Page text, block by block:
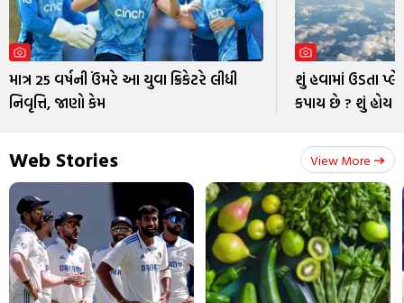
માત્ર 25 વર્ષની ઉંમરે આ યુવા ક્રિકેટરે લીધી
નિવૃત્તિ, જાણો કેમ
શું હવામાં ઉડતા
કપાય છે ? શું હોય
Web Stories View More